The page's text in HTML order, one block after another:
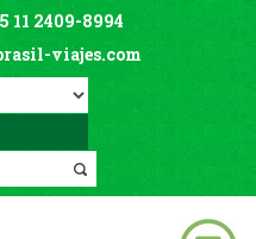
11 2409-8994
viajes.com